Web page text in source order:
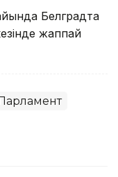
Белградта
жаппай
Парламент